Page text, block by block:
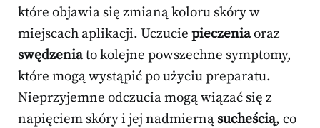
które objawia się zmianą koloru skóry w
miejscach aplikacji. Uczucie pieczeniaoraz
swędzeniato kolejne powszechne symptomy,
które mogą wystąpić po użyciu preparatu.
Nieprzyjemne odczucia mogą wiązać się z
napięciem skóry i jej nadmierną sucheścią, co